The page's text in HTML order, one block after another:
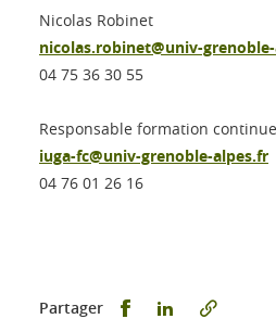
Nicolas Robinet
nicolas.robinet@univ-
04 75 36 30 55
Responsable formation continue
iuga-fc@univ-grenoble-alpes.fr
04 76 01 26 16
Partager Partager surPartager sur